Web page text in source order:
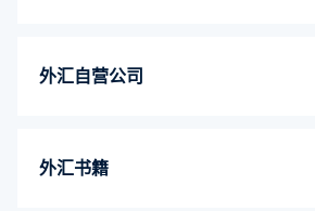
外汇自营公司
外汇书籍